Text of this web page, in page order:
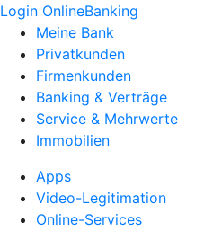
Login OnlineBanking
Meine Bank
Privatkunden
Firmenkunden
Banking & Verträge
Service & Mehrwerte
Immobilien
Apps
Video-Legitimation
Online-Services